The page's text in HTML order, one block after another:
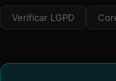
Verificar LGPD